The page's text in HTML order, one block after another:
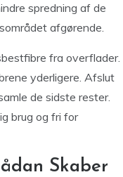
spredning af de
afgørende.
fra overflader.
yderligere. Afslut
de sidste rester.
brug og fri for
Skaber